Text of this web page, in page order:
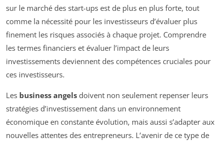
sur le marché des start-ups est de plus en plus forte, tout
comme la nécessité pour les investisseurs d’évaluer plus
finement les risques associés à chaque projet. Comprendre
les termes financiers et évaluer l’impact de leurs
investissements deviennent des compétences cruciales pour
ces investisseurs.
Les business angels doivent non seulement repenser leurs
stratégies d’investissement dans un environnement
économique en constante évolution, mais aussi s’adapter aux
nouvelles attentes des entrepreneurs. L’avenir de ce type de